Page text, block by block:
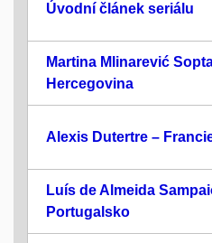
Úvodní článek seriálu
Martina Mlinarević
Hercegovina
Alexis Dutertre –
Luís de Almeida
Portugalsko